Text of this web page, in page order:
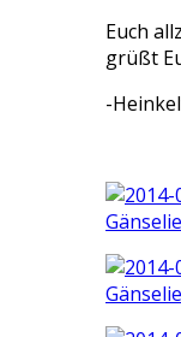
Euch
grüßt
-